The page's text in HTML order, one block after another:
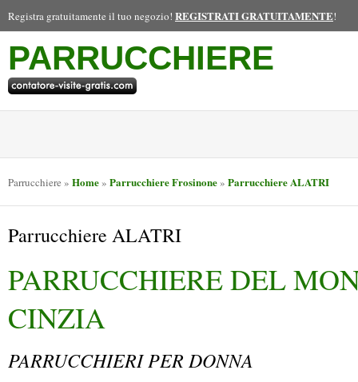
Registra gratuitamente il tuo negozio! REGISTRATI GRATUITAMENTE!
PARRUCCHIERE
Parrucchiere » Home» Parrucchiere Frosinone» Parrucchiere ALATRI
Parrucchiere ALATRI
PARRUCCHIERE DEL
CINZIA
PARRUCCHIERI PER DONNA